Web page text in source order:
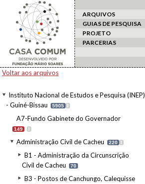
ARQUIVOS
GUIAS DE PESQUISA
PROJETO
PARCERIAS
Voltar aos arquivos
Instituto Nacional de Estudos e Pesquisa (INEP)
- Guiné-Bissau
5905 I
A7-Fundo Gabinete do Governador
149 I
Administração Civil de Cacheu 220 I
B1 - Administração da Circunscrição
Civil de Cacheu
70
B3 - Postos de Canchungo, Calequisse